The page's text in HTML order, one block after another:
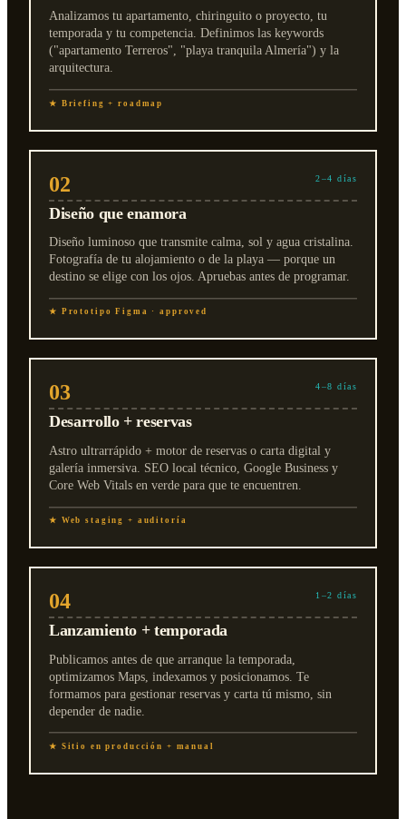
Analizamos tu apartamento, chiringuito o proyecto, tu
temporada y tu competencia. Definimos las keywords
("apartamento Terreros", "playa tranquila Almería") y la
arquitectura.
★ Briefing + roadmap
02 2–4 días
Diseño que enamora
Diseño luminoso que transmite calma, sol y agua cristalina.
Fotografía de tu alojamiento o de la playa — porque un
destino se elige con los ojos. Apruebas antes de programar.
★ Prototipo Figma · approved
03 4–8 días
Desarrollo + reservas
Astro ultrarrápido + motor de reservas o carta digital y
galería inmersiva. SEO local técnico, Google Business y
Core Web Vitals en verde para que te encuentren.
★ Web staging + auditoría
04 1–2 días
Lanzamiento + temporada
Publicamos antes de que arranque la temporada,
optimizamos Maps, indexamos y posicionamos. Te
formamos para gestionar reservas y carta tú mismo, sin
depender de nadie.
★ Sitio en producción + manual